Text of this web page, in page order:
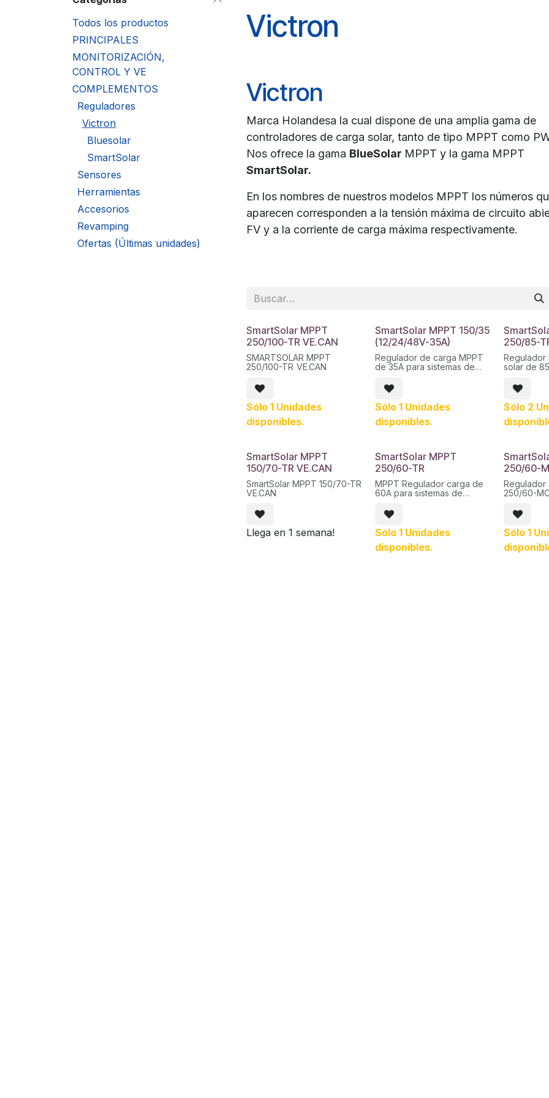
Todos los productos
PRINCIPALES
MONITORIZACIÓN,
CONTROL Y VE
COMPLEMENTOS
Reguladores
Victron
Bluesolar
SmartSolar
Sensores
Herramientas
Accesorios
Revamping
Ofertas (Últimas unidades)
Victron
Victron
Marca Holandesa la cual dispone de una amplia gama de
controladores de carga solar, tanto de tipo MPPT como
Nos ofrece la gama BlueSolar MPPT y la gama MPPT
SmartSolar.
En los nombres de nuestros modelos MPPT los números
aparecen corresponden a la tensión máxima de circuito
FV y a la corriente de carga máxima respectivamente.
SmartSolar MPPT
250/100-TR VE.CAN
SMARTSOLAR MPPT
250/100-TR VE.CAN
Sólo 1 Unidades
disponibles.
SmartSolar MPPT 150/35
(12/24/48V-35A)
Regulador de carga MPPT
de 35A para sistemas de
voltios y de hasta 150V de
campo fotovoltaico, de la
marca Victron Energy
modelo SmartSolar MPPT
150/35.
Sólo 1 Unidades
disponibles.
250/85-
Regulador
solar de
48 voltios
de
marca
modelo
250/85-Tr
Sólo 2
SmartSolar MPPT
150/70-TR VE.CAN
SmartSolar MPPT 150/70-TR
VE.CAN
Llega en 1 semana!
SmartSolar MPPT
250/60-TR
MPPT Regulador carga de
60A para sistemas de
voltios y de hasta 250V de
campo fotovoltaico, de la
marca Victron Energy
modelo SmartSolar MPPT
250/60-Tr.
Sólo 1 Unidades
disponibles.
250/60-
Regulador
250/60-
Sólo 1